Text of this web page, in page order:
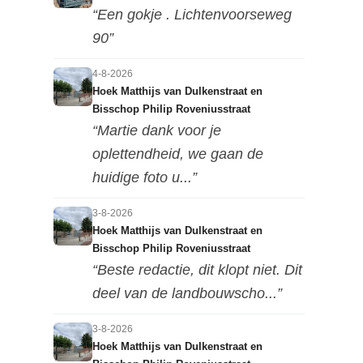
“Een gokje . Lichtenvoorseweg
90”
4-8-2026
Hoek Matthijs van Dulkenstraat en
Bisschop Philip Roveniusstraat
“Martie dank voor je
oplettendheid, we gaan de
huidige foto u...”
3-8-2026
Hoek Matthijs van Dulkenstraat en
Bisschop Philip Roveniusstraat
“Beste redactie, dit klopt niet. Dit
deel van de landbouwscho...”
3-8-2026
Hoek Matthijs van Dulkenstraat en